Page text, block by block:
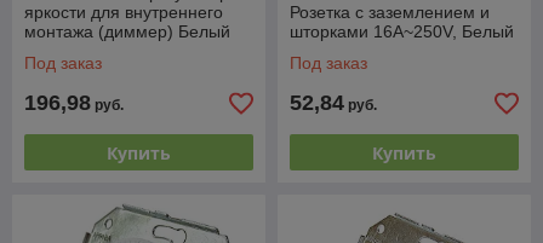
яркости для внутреннего
монтажа (диммер) Белый
Под заказ
196,98 руб.
Купить
Розетка с заземлением и
шторками 16А~250V, Белый
Под заказ
52,84 руб.
Купить